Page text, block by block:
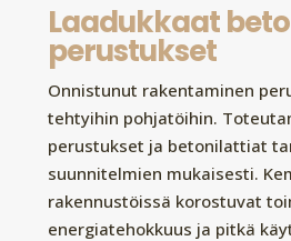
Laadukkaat
perustukset
Onnistunut rakentaminen
tehtyihin pohjatöihin.
perustukset ja betonilattiat
suunnitelmien mukaisesti.
rakennustöissä korostuvat
energiatehokkuus ja pitkä